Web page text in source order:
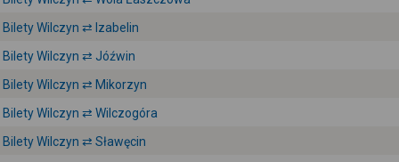
Bilety Wilczyn ⇄ Izabelin
Bilety Wilczyn ⇄ Jóźwin
Bilety Wilczyn ⇄ Mikorzyn
Bilety Wilczyn ⇄ Wilczogóra
Bilety Wilczyn ⇄ Sławęcin